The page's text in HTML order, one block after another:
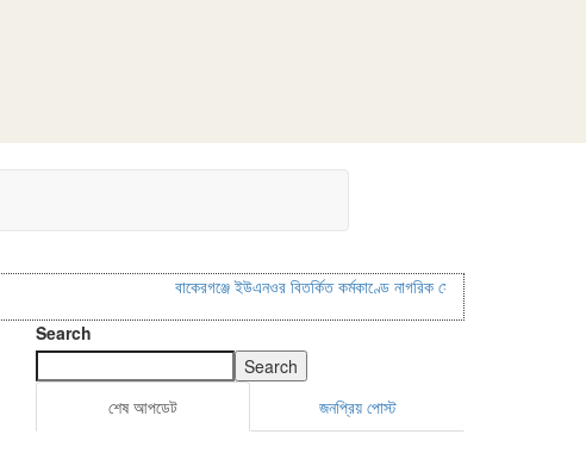
বাকেরগঞ্জে ইউএনওর বিতর্কিত কর্মকাণ্ডে নাগরিক সেবা ব্যাহত
Search
Search
শেষ আপডেট
জনপ্রিয় পোস্ট